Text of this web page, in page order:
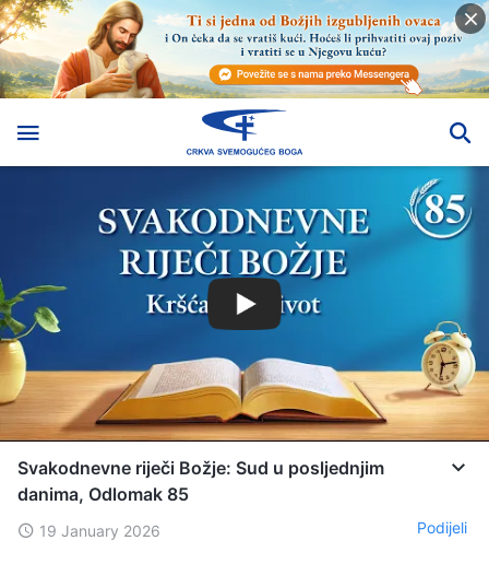
Svakodnevne riječi Božje: Sud u posljednjim
danima, Odlomak 85
19 January 2026 Podijeli